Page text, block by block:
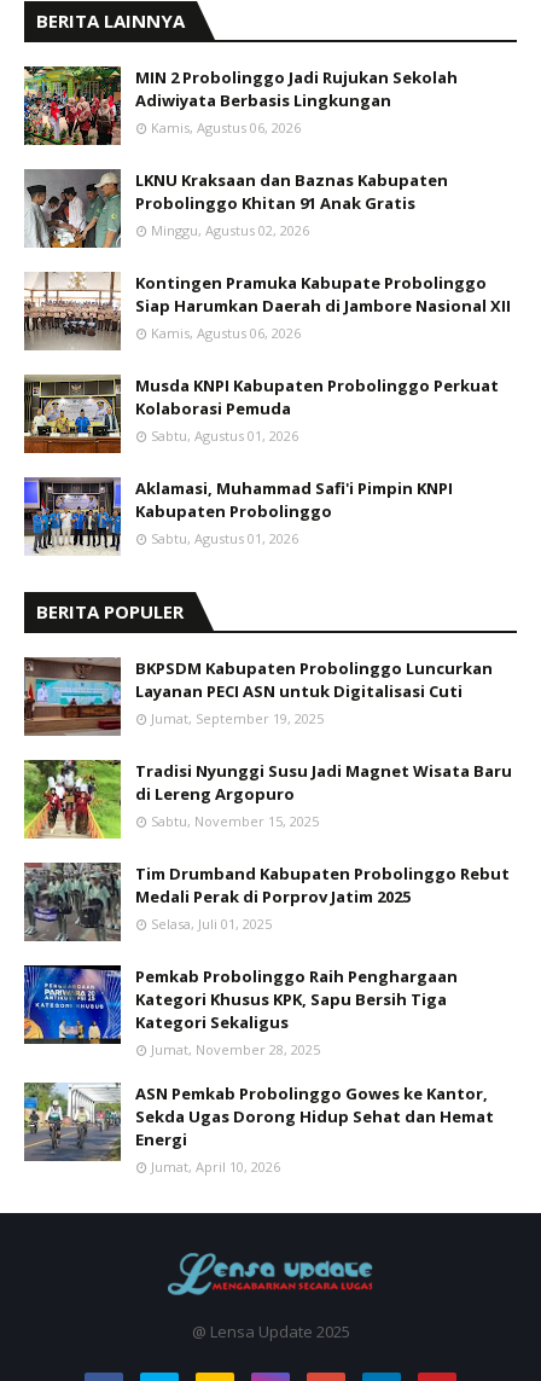
BERITA LAINNYA
MIN 2 Probolinggo Jadi Rujukan Sekolah
Adiwiyata Berbasis Lingkungan
Kamis, Agustus 06, 2026
LKNU Kraksaan dan Baznas Kabupaten
Probolinggo Khitan 91 Anak Gratis
Minggu, Agustus 02, 2026
Kontingen Pramuka Kabupate Probolinggo
Siap Harumkan Daerah di Jambore Nasional XII
Kamis, Agustus 06, 2026
Musda KNPI Kabupaten Probolinggo Perkuat
Kolaborasi Pemuda
Sabtu, Agustus 01, 2026
Aklamasi, Muhammad Safi'i Pimpin KNPI
Kabupaten Probolinggo
Sabtu, Agustus 01, 2026
BERITA POPULER
BKPSDM Kabupaten Probolinggo Luncurkan
Layanan PECI ASN untuk Digitalisasi Cuti
Jumat, September 19, 2025
Tradisi Nyunggi Susu Jadi Magnet Wisata Baru
di Lereng Argopuro
Sabtu, November 15, 2025
Tim Drumband Kabupaten Probolinggo Rebut
Medali Perak di Porprov Jatim 2025
Selasa, Juli 01, 2025
Pemkab Probolinggo Raih Penghargaan
Kategori Khusus KPK, Sapu Bersih Tiga
Kategori Sekaligus
Jumat, November 28, 2025
ASN Pemkab Probolinggo Gowes ke Kantor,
Sekda Ugas Dorong Hidup Sehat dan Hemat
Energi
Jumat, April 10, 2026
@ Lensa Update 2025